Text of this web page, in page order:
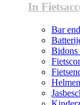
In
Bar
Bidons
Helmen